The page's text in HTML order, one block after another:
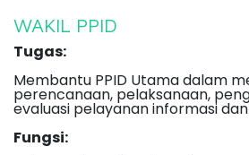
WAKIL PPID
Tugas:
Membantu PPID Utama dalam
perencanaan, pelaksanaan,
evaluasi pelayanan informasi
Fungsi: